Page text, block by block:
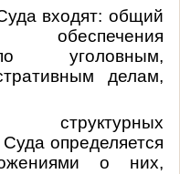
входят: общий
уголовным,
делам,
определяется
о них,